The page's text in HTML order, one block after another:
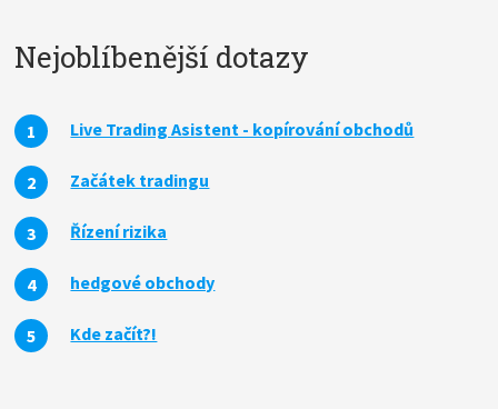
Nejoblíbenější dotazy
Live Trading Asistent - kopírování obchodů
Začátek tradingu
Řízení rizika
hedgové obchody
Kde začít?!